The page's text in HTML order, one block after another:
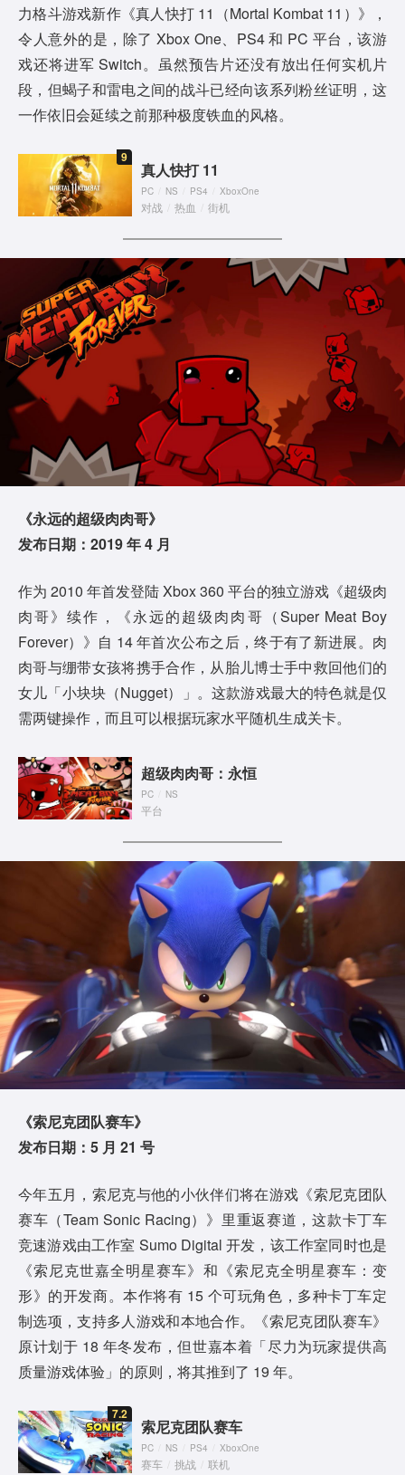
力格斗游戏新作《真人快打 11（Mortal Kombat 11）》，
令人意外的是，除了 Xbox One、PS4 和 PC 平台，该游
戏还将进军 Switch。虽然预告片还没有放出任何实机片
段，但蝎子和雷电之间的战斗已经向该系列粉丝证明，这
一作依旧会延续之前那种极度铁血的风格。
9
真人快打 11
PC NS PS4 XboxOne
对战 热血 街机
《永远的超级肉肉哥》
发布日期：2019 年 4 月
作为 2010 年首发登陆 Xbox 360 平台的独立游戏《超级肉
肉哥》续作，《永远的超级肉肉哥（Super Meat Boy
Forever）》自 14 年首次公布之后，终于有了新进展。肉
肉哥与绷带女孩将携手合作，从胎儿博士手中救回他们的
女儿「小块块（Nugget）」。这款游戏最大的特色就是仅
需两键操作，而且可以根据玩家水平随机生成关卡。
超级肉肉哥：永恒
PC NS
平台
《索尼克团队赛车》
发布日期：5 月 21 号
今年五月，索尼克与他的小伙伴们将在游戏《索尼克团队
赛车（Team Sonic Racing）》里重返赛道，这款卡丁车
竞速游戏由工作室 Sumo Digital 开发，该工作室同时也是
《索尼克世嘉全明星赛车》和《索尼克全明星赛车：变
形》的开发商。本作将有 15 个可玩角色，多种卡丁车定
制选项，支持多人游戏和本地合作。《索尼克团队赛车》
原计划于 18 年冬发布，但世嘉本着「尽力为玩家提供高
质量游戏体验」的原则，将其推到了 19 年。
7.2
索尼克团队赛车
PC NS PS4 XboxOne
赛车 挑战 联机